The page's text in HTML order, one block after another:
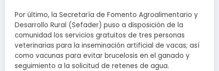
Por último, la Secretaría de Fomento Agroalimentario y
Desarrollo Rural (Sefader) puso a disposición de la
comunidad los servicios gratuitos de tres personas
veterinarias para la inseminación artificial de vacas; así
como vacunas para evitar brucelosis en el ganado y
seguimiento a la solicitud de retenes de agua.